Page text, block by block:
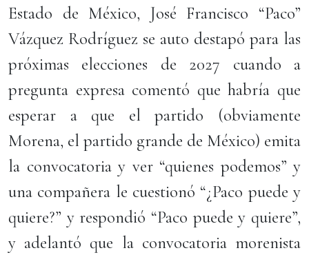
Estado de México, José Francisco “Paco”
Vázquez Rodríguez se auto destapó para las
próximas elecciones de 2027 cuando a
pregunta expresa comentó que habría que
esperar a que el partido (obviamente
Morena, el partido grande de México) emita
la convocatoria y ver “quienes podemos” y
una compañera le cuestionó “¿Paco puede y
quiere?” y respondió “Paco puede y quiere”,
y adelantó que la convocatoria morenista